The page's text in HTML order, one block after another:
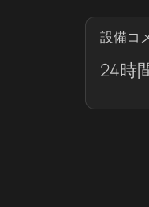
設備コ
24時